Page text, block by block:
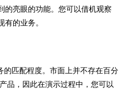
的亮眼的功能。您可以借机观察
有的业务。
的匹配程度。市面上并不存在百分
品，因此在演示过程中，您可以